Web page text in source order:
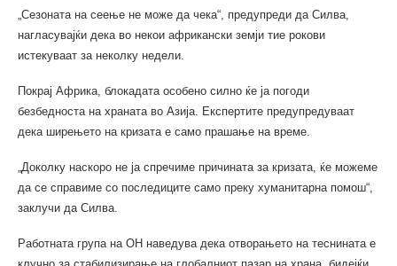
„Сезоната на сеење не може да чека“, предупреди да Силва,
нагласувајќи дека во некои африкански земји тие рокови
истекуваат за неколку недели.
Покрај Африка, блокадата особено силно ќе ја погоди
безбедноста на храната во Азија. Експертите предупредуваат
дека ширењето на кризата е само прашање на време.
„Доколку наскоро не ја спречиме причината за кризата, ќе можеме
да се справиме со последиците само преку хуманитарна помош“,
заклучи да Силва.
Работната група на ОН наведува дека отворањето на теснината е